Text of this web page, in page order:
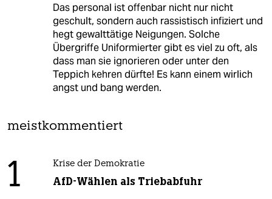
Das personal ist offenbar nicht nur nicht
geschult, sondern auch rassistisch infiziert und
hegt gewalttätige Neigungen. Solche
Übergriffe Uniformierter gibt es viel zu oft, als
dass man sie ignorieren oder unter den
Teppich kehren dürfte! Es kann einem wirlich
angst und bang werden.
meistkommentiert
1 Krise der Demokratie
AfD-Wählen als Triebabfuhr